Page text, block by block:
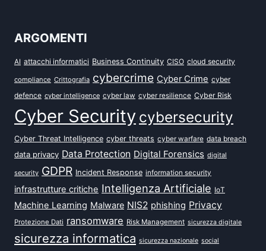
ARGOMENTI
AI attacchi informatici Business Continuity CISO cloud security
compliance Crittografia cybercrime Cyber Crime cyber
defence cyber intelligence cyber law cyber resilience Cyber Risk
Cyber Security cybersecurity
Cyber Threat Intelligence cyber threats cyber warfare data breach
data privacy Data Protection Digital Forensics digital
security GDPR Incident Response information security
infrastrutture critiche Intelligenza Artificiale IoT
Machine Learning Malware NIS2 phishing Privacy
Protezione Dati ransomware Risk Management sicurezza digitale
sicurezza informatica sicurezza nazionale social